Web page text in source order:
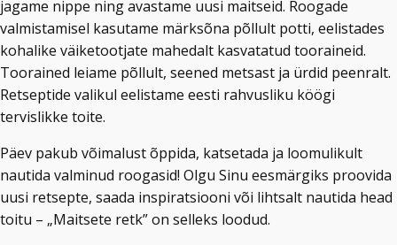
jagame nippe ning avastame uusi maitseid. Roogade
valmistamisel kasutame märksõna põllult potti, eelistades
kohalike väiketootjate mahedalt kasvatatud tooraineid.
Toorained leiame põllult, seened metsast ja ürdid peenralt.
Retseptide valikul eelistame eesti rahvusliku köögi
tervislikke toite.
Päev pakub võimalust õppida, katsetada ja loomulikult
nautida valminud roogasid! Olgu Sinu eesmärgiks proovida
uusi retsepte, saada inspiratsiooni või lihtsalt nautida head
toitu – „Maitsete retk” on selleks loodud.